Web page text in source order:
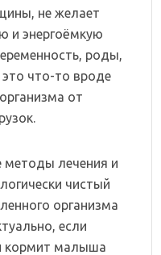
не желает
и энергоёмкую
роды,
что-то вроде
от
методы лечения и
чистый
организма
если
кормит малыша